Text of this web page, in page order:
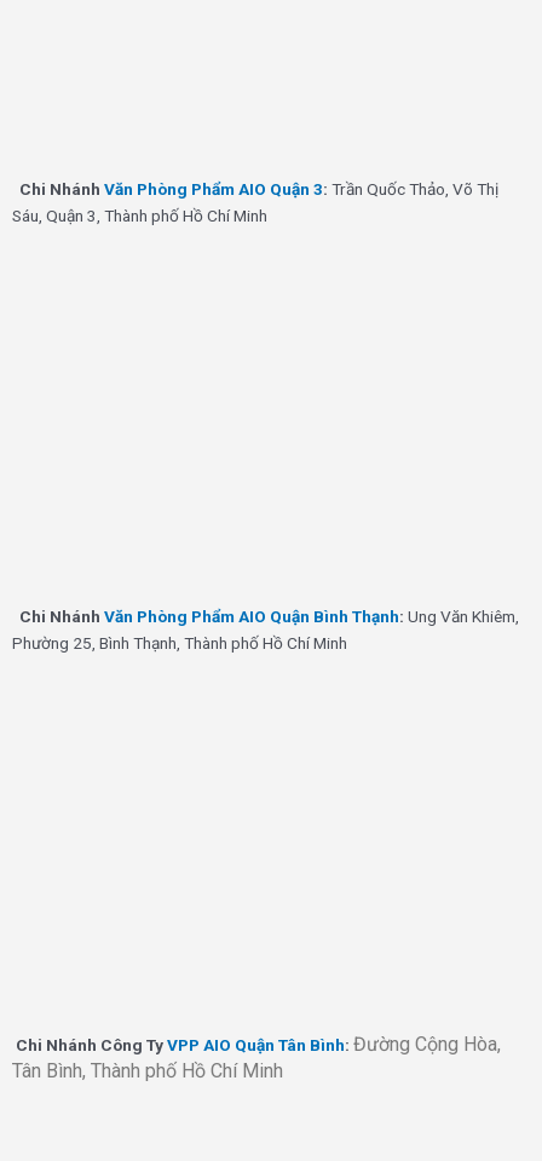
Chi Nhánh Văn Phòng Phẩm AIO Quận 3: Trần Quốc Thảo, Võ Thị
Sáu, Quận 3, Thành phố Hồ Chí Minh
Chi Nhánh Văn Phòng Phẩm AIO Quận Bình Thạnh: Ung Văn Khiêm,
Phường 25, Bình Thạnh, Thành phố Hồ Chí Minh
Chi Nhánh Công TyVPP AIO Quận Tân Bình: Đường Cộng Hòa,
Tân Bình, Thành phố Hồ Chí Minh